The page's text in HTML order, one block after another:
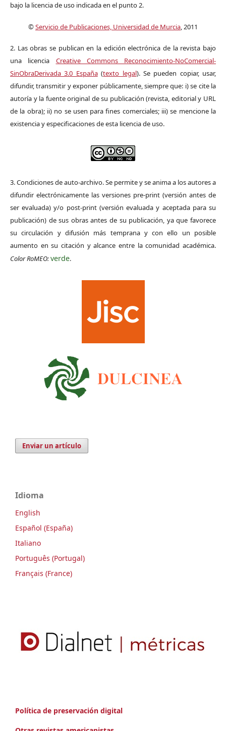
bajo la licencia de uso indicada en el punto 2.
©Servicio de Publicaciones, Universidad de Murcia, 2011
2. Las obras se publican en la edición electrónica de la revista bajo
una licencia Creative Commons Reconocimiento-NoComercial-
SinObraDerivada 3.0 España(texto legal). Se pueden copiar, usar,
difundir, transmitir y exponer públicamente, siempre que: i) se cite la
autoría y la fuente original de su publicación (revista, editorial y URL
de la obra); ii) no se usen para fines comerciales; iii) se mencione la
existencia y especificaciones de esta licencia de uso.
3. Condiciones de auto-archivo. Se permite y se anima a los autores a
difundir electrónicamente las versiones pre-print (versión antes de
ser evaluada) y/o post-print (versión evaluada y aceptada para su
publicación) de sus obras antes de su publicación, ya que favorece
su circulación y difusión más temprana y con ello un posible
aumento en su citación y alcance entre la comunidad académica.
Color RoMEO:verde.
Enviar un artículo
Idioma
English
Español (España)
Italiano
Português (Portugal)
Français (France)
Política de preservación digital